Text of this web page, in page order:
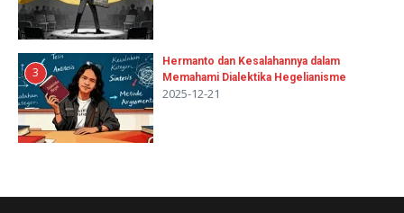
3
Hermanto dan Kesalahannya dalam
Memahami Dialektika Hegelianisme
2025-12-21